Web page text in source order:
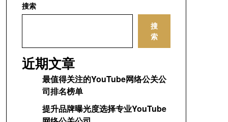
搜索
搜
索
近期文章
最值得关注的YouTube网络公关公
司排名榜单
提升品牌曝光度选择专业YouTube